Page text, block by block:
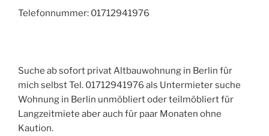
Telefonnummer: 01712941976
Suche ab sofort privat Altbauwohnung in Berlin für
mich selbst Tel. 01712941976 als Untermieter suche
Wohnung in Berlin unmöbliert oder teilmöbliert für
Langzeitmiete aber auch für paar Monaten ohne
Kaution.